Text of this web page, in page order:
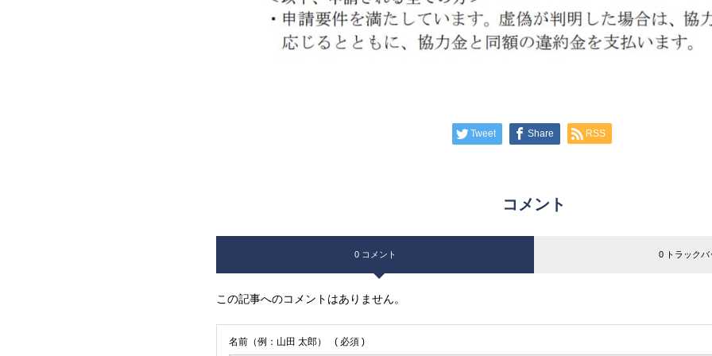
Tweet Share RSS
コメント
0 コメント 0 トラックバ
この記事へのコメントはありません。
名前（例：山田 太郎） ( 必須 )